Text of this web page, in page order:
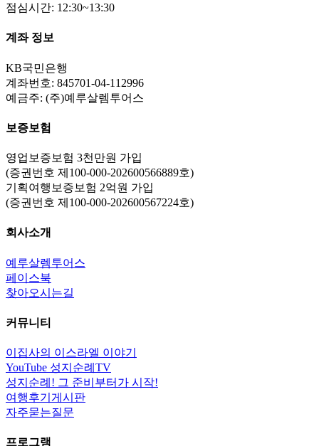
점심시간: 12:30~13:30
계좌 정보
KB국민은행
계좌번호: 845701-04-112996
예금주: (주)예루살렘투어스
보증보험
영업보증보험 3천만원 가입
(증권번호 제100-000-202600566889호)
기획여행보증보험 2억원 가입
(증권번호 제100-000-202600567224호)
회사소개
예루살렘투어스
페이스북
찾아오시는길
커뮤니티
이집사의 이스라엘 이야기
YouTube 성지순례TV
성지순례! 그 준비부터가 시작!
여행후기게시판
자주묻는질문
프로그램